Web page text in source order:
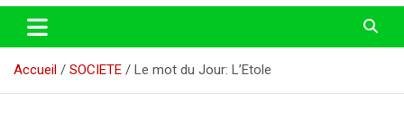
Accueil SOCIETE Le mot du Jour: L’Etole